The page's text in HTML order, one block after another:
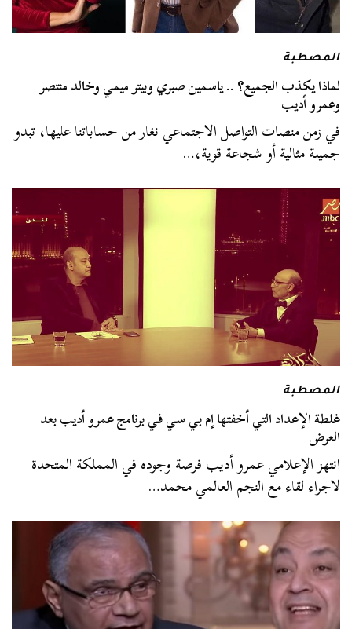
المصطبة
لماذا يكذب الجميع؟ .. ياسمين صبري وبيتر ميمي وخالد منتصر
وعمرو أديب
في زمن منصات التواصل الاجتماعي نغار من حساباتنا عليها، تبدو
جميلة مثالية أو شجاعة قوية،…
المصطبة
غلطة الإعداد التي أخفتها إم بي سي في برنامج عمرو أديب بعد
العرض
انتهز الإعلامي عمرو أديب فرصة وجوده في المملكة المتحدة
لاجراء لقاء مع النجم العالمي محمد…